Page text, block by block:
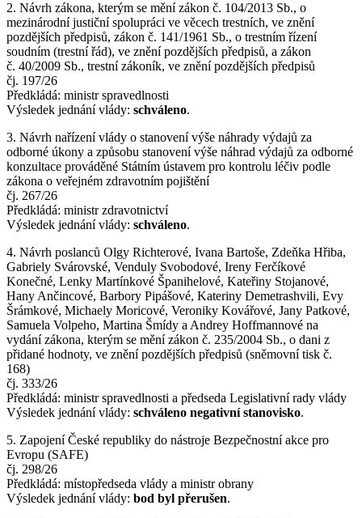
2. Návrh zákona, kterým se mění zákon č. 104/2013 Sb., o
mezinárodní justiční spolupráci ve věcech trestních, ve znění
pozdějších předpisů, zákon č. 141/1961 Sb., o trestním řízení
soudním (trestní řád), ve znění pozdějších předpisů, a zákon
č. 40/2009 Sb., trestní zákoník, ve znění pozdějších předpisů
čj. 197/26
Předkládá: ministr spravedlnosti
Výsledek jednání vlády: schváleno.
3. Návrh nařízení vlády o stanovení výše náhrady výdajů za
odborné úkony a způsobu stanovení výše náhrad výdajů za odborné
konzultace prováděné Státním ústavem pro kontrolu léčiv podle
zákona o veřejném zdravotním pojištění
čj. 267/26
Předkládá: ministr zdravotnictví
Výsledek jednání vlády: schváleno.
4. Návrh poslanců Olgy Richterové, Ivana Bartoše, Zdeňka Hřiba,
Gabriely Svárovské, Venduly Svobodové, Ireny Ferčíkové
Konečné, Lenky Martínkové Španihelové, Kateřiny Stojanové,
Hany Ančincové, Barbory Pipášové, Kateriny Demetrashvili, Evy
Šrámkové, Michaely Moricové, Veroniky Kovářové, Jany Patkové,
Samuela Volpeho, Martina Šmídy a Andrey Hoffmannové na
vydání zákona, kterým se mění zákon č. 235/2004 Sb., o dani z
přidané hodnoty, ve znění pozdějších předpisů (sněmovní tisk č.
168)
čj. 333/26
Předkládá: ministr spravedlnosti a předseda Legislativní rady vlády
Výsledek jednání vlády: schváleno negativní stanovisko.
5. Zapojení České republiky do nástroje Bezpečnostní akce pro
Evropu (SAFE)
čj. 298/26
Předkládá: místopředseda vlády a ministr obrany
Výsledek jednání vlády: bod byl přerušen.